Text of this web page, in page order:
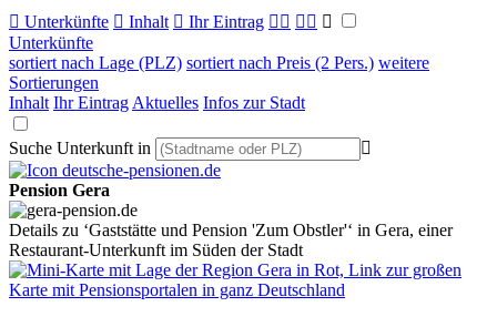
 Unterkünfte  Inhalt  Ihr Eintrag   
Unterkünfte
sortiert nach Lage (PLZ) sortiert nach Preis (2 Pers.) weitere
Sortierungen
Inhalt Ihr Eintrag Aktuelles Infos zur Stadt
Suche Unterkunft in 
Pension Gera
Details zu ‘Gaststätte und Pension 'Zum Obstler'‘ in Gera, einer
Restaurant-Unterkunft im Süden der Stadt